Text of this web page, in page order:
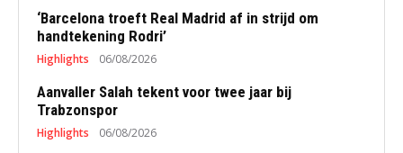
‘Barcelona troeft Real Madrid af in strijd om
handtekening Rodri’
Highlights 06/08/2026
Aanvaller Salah tekent voor twee jaar bij
Trabzonspor
Highlights 06/08/2026